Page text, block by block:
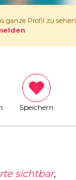
ganze Profil zu sehen
Speichern
sichtbar,